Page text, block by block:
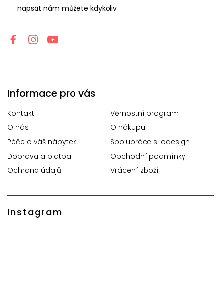
napsat nám můžete kdykoliv
Informace pro vás
Kontakt
Věrnostní program
O nás
O nákupu
Péče o váš nábytek
Spolupráce s iodesign
Doprava a platba
Obchodní podmínky
Ochrana údajů
Vrácení zboží
Instagram